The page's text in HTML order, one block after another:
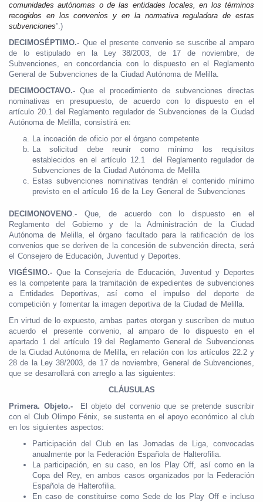
comunidades autónomas o de las entidades locales, en los términos
recogidos en los convenios y en la normativa reguladora de estas
subvenciones”.)
DECIMOSÉPTIMO.- Que el presente convenio se suscribe al amparo
de lo estipulado en la Ley 38/2003, de 17 de noviembre, de
Subvenciones, en concordancia con lo dispuesto en el Reglamento
General de Subvenciones de la Ciudad Autónoma de Melilla.
DECIMOOCTAVO.- Que el procedimiento de subvenciones directas
nominativas en presupuesto, de acuerdo con lo dispuesto en el
artículo 20.1 del Reglamento regulador de Subvenciones de la Ciudad
Autónoma de Melilla, consistirá en:
La incoación de oficio por el órgano competente
La solicitud debe reunir como mínimo los requisitos
establecidos en el artículo 12.1 del Reglamento regulador de
Subvenciones de la Ciudad Autónoma de Melilla
Estas subvenciones nominativas tendrán el contenido mínimo
previsto en el artículo 16 de la Ley General de Subvenciones
DECIMONOVENO.- Que, de acuerdo con lo dispuesto en el
Reglamento del Gobierno y de la Administración de la Ciudad
Autónoma de Melilla, el órgano facultado para la ratificación de los
convenios que se deriven de la concesión de subvención directa, será
el Consejero de Educación, Juventud y Deportes.
VIGÉSIMO.- Que la Consejería de Educación, Juventud y Deportes
es la competente para la tramitación de expedientes de subvenciones
a Entidades Deportivas, así como el impulso del deporte de
competición y fomentar la imagen deportiva de la Ciudad de Melilla.
En virtud de lo expuesto, ambas partes otorgan y suscriben de mutuo
acuerdo el presente convenio, al amparo de lo dispuesto en el
apartado 1 del artículo 19 del Reglamento General de Subvenciones
de la Ciudad Autónoma de Melilla, en relación con los artículos 22.2 y
28 de la Ley 38/2003, de 17 de noviembre, General de Subvenciones,
que se desarrollará con arreglo a las siguientes:
CLÁUSULAS
Primera. Objeto.-
El objeto del convenio que se pretende suscribir
con el Club Olimpo Fénix, se sustenta en el apoyo económico al club
en los siguientes aspectos:
Participación del Club en las Jornadas de Liga, convocadas
anualmente por la Federación Española de Halterofilia.
La participación, en su caso, en los Play Off, así como en la
Copa del Rey, en ambos casos organizados por la Federación
Española de Halterofilia.
En caso de constituirse como Sede de los Play Off e incluso